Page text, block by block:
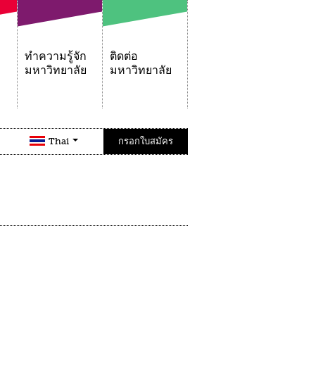
ทำความรู้จัก
มหาวิทยาลัย
ติดต่อ
มหาวิทยาลัย
Thai กรอกใบสมัคร